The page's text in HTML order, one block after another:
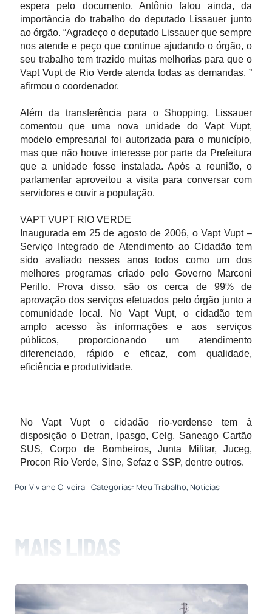
espera pelo documento. Antônio falou ainda, da
importância do trabalho do deputado Lissauer junto
ao órgão. “Agradeço o deputado Lissauer que sempre
nos atende e peço que continue ajudando o órgão, o
seu trabalho tem trazido muitas melhorias para que o
Vapt Vupt de Rio Verde atenda todas as demandas, ”
afirmou o coordenador.
Além da transferência para o Shopping, Lissauer
comentou que uma nova unidade do Vapt Vupt,
modelo empresarial foi autorizada para o município,
mas que não houve interesse por parte da Prefeitura
que a unidade fosse instalada. Após a reunião, o
parlamentar aproveitou a visita para conversar com
servidores e ouvir a população.
VAPT VUPT RIO VERDE
Inaugurada em 25 de agosto de 2006, o Vapt Vupt –
Serviço Integrado de Atendimento ao Cidadão tem
sido avaliado nesses anos todos como um dos
melhores programas criado pelo Governo Marconi
Perillo. Prova disso, são os cerca de 99% de
aprovação dos serviços efetuados pelo órgão junto a
comunidade local. No Vapt Vupt, o cidadão tem
amplo acesso às informações e aos serviços
públicos, proporcionando um atendimento
diferenciado, rápido e eficaz, com qualidade,
eficiência e produtividade.
No Vapt Vupt o cidadão rio-verdense tem à
disposição o Detran, Ipasgo, Celg, Saneago Cartão
SUS, Corpo de Bombeiros, Junta Militar, Juceg,
Procon Rio Verde, Sine, Sefaz e SSP, dentre outros.
PorViviane Oliveira Categorias: Meu Trabalho, Notícias
MAIS LIDAS